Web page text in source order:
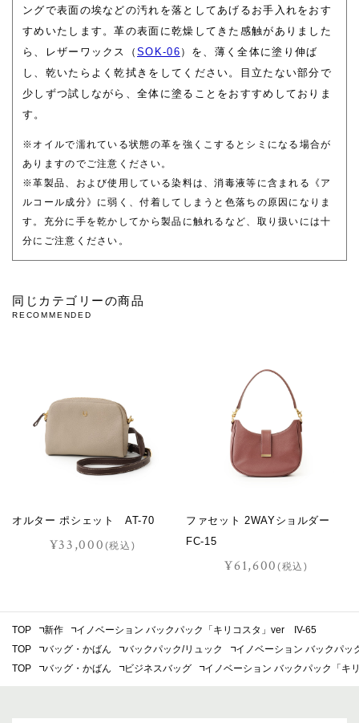
ングで表面の埃などの汚れを落としてあげるお手入れをおす
すめいたします。革の表面に乾燥してきた感触がありました
ら、レザーワックス（SOK-06 ）を、薄く全体に塗り伸ば
し、乾いたらよく乾拭きをしてください。目立たない部分で
少しずつ試しながら、全体に塗ることをおすすめしておりま
す。
※オイルで濡れている状態の革を強くこするとシミになる場合が
ありますのでご注意ください。
※革製品、および使用している染料は、消毒液等に含まれる《ア
ルコール成分》に弱く、付着してしまうと色落ちの原因になりま
す。充分に手を乾かしてから製品に触れるなど、取り扱いには十
分にご注意ください。
同じカテゴリーの商品
RECOMMENDED
オルター ポシェット AT-70
¥33,000 (税込)
ファセット 2WAYショルダー
FC-15
¥61,600(税込)
TOP 新作
イノベーション バックパック「キリコスタ」ver IV-65
TOP
バッグ・かばん バックパック/リュック
イノベーション バックパ
TOP
バッグ・かばん ビジネスバッグ イノベーション バックパック「